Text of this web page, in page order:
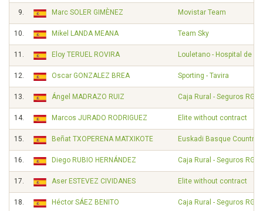
9. Marc SOLER GIMÈNEZ Movistar Team
10. Mikel LANDA MEANA Team Sky
11. Eloy TERUEL ROVIRA Louletano - Hospital de
12. Oscar GONZALEZ BREA Sporting - Tavira
13. Ángel MADRAZO RUIZ Caja Rural - Seguros RGA
14. Marcos JURADO RODRIGUEZ Elite without contract
15. Beñat TXOPERENA MATXIKOTE Euskadi Basque Country
16. Diego RUBIO HERNÁNDEZ Caja Rural - Seguros RGA
17. Aser ESTEVEZ CIVIDANES Elite without contract
18. Héctor SÁEZ BENITO Caja Rural - Seguros RGA